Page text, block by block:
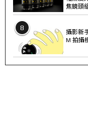
焦鏡頭
8
攝影新
M 拍攝